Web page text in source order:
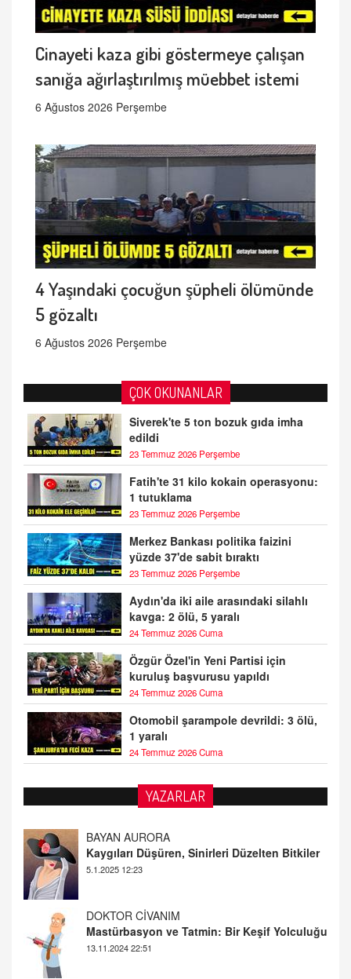
Cinayeti kaza gibi göstermeye çalışan
sanığa ağırlaştırılmış müebbet istemi
6 Ağustos 2026 Perşembe
4 Yaşındaki çocuğun şüpheli ölümünde
5 gözaltı
6 Ağustos 2026 Perşembe
ÇOK OKUNANLAR
Siverek'te 5 ton bozuk gıda imha
edildi
23 Temmuz 2026 Perşembe
Fatih'te 31 kilo kokain operasyonu:
1 tutuklama
23 Temmuz 2026 Perşembe
Merkez Bankası politika faizini
yüzde 37'de sabit bıraktı
23 Temmuz 2026 Perşembe
Aydın'da iki aile arasındaki silahlı
kavga: 2 ölü, 5 yaralı
24 Temmuz 2026 Cuma
Özgür Özel'in Yeni Partisi için
kuruluş başvurusu yapıldı
24 Temmuz 2026 Cuma
Otomobil şarampole devrildi: 3 ölü,
1 yaralı
24 Temmuz 2026 Cuma
YAZARLAR
DOKTOR CİVANIM
Mastürbasyon ve Tatmin: Bir Keşif Yolculuğu
13.11.2024 22:51
ALİ EFENDİ
Adana At Yarışı Tahminleri | 21 Aralık
Cumartesi